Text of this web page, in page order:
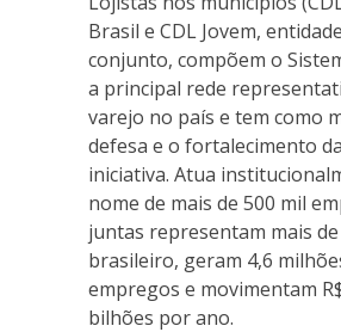
Brasil e CDL Jovem,
conjunto, compõem o
a principal rede
varejo no país e tem como
defesa e o fortalecimento
iniciativa. Atua
nome de mais de 500 mil
juntas representam mais de
brasileiro, geram 4,6
empregos e movimentam
bilhões por ano.